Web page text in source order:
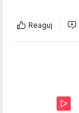
Reaguj